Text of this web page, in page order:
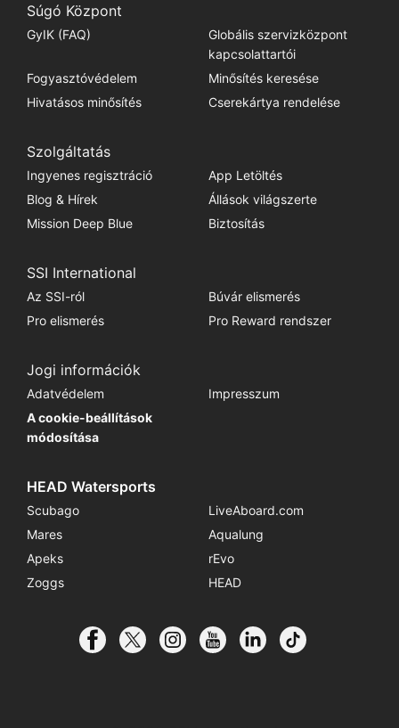
Súgó Központ
GyIK (FAQ)
Globális szervizközpont
kapcsolattartói
Fogyasztóvédelem
Minősítés keresése
Hivatásos minősítés
Cserekártya rendelése
Szolgáltatás
Ingyenes regisztráció
App Letöltés
Blog & Hírek
Állások világszerte
Mission Deep Blue
Biztosítás
SSI International
Az SSI-ról
Búvár elismerés
Pro elismerés
Pro Reward rendszer
Jogi információk
Adatvédelem
Impresszum
A cookie-beállítások
módosítása
HEAD Watersports
Scubago
LiveAboard.com
Mares
Aqualung
Apeks
rEvo
Zoggs
HEAD